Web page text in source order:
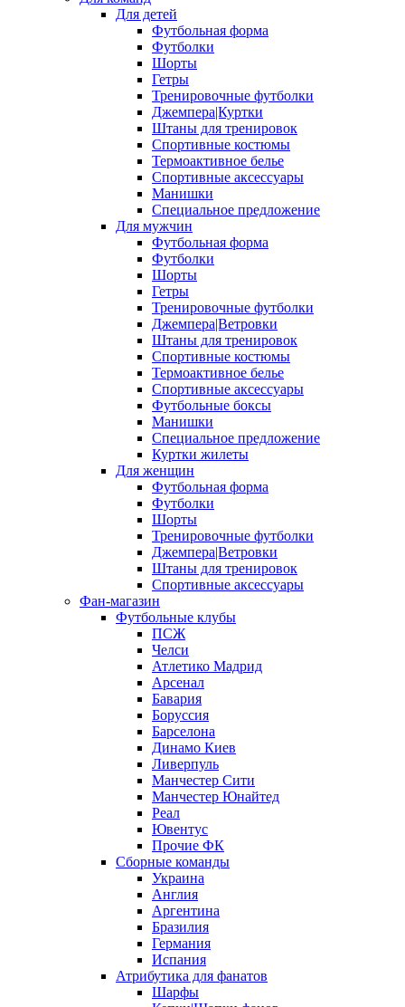
Для детей
Футбольная форма
Футболки
Шорты
Гетры
Тренировочные футболки
Джемпера|Куртки
Штаны для тренировок
Спортивные костюмы
Термоактивное белье
Спортивные аксессуары
Манишки
Специальное предложение
Для мужчин
Футбольная форма
Футболки
Шорты
Гетры
Тренировочные футболки
Джемпера|Ветровки
Штаны для тренировок
Спортивные костюмы
Термоактивное белье
Спортивные аксессуары
Футбольные боксы
Манишки
Специальное предложение
Куртки жилеты
Для женщин
Футбольная форма
Футболки
Шорты
Тренировочные футболки
Джемпера|Ветровки
Штаны для тренировок
Спортивные аксессуары
Фан-магазин
Футбольные клубы
ПСЖ
Челси
Атлетико Мадрид
Арсенал
Бавария
Боруссия
Барселона
Динамо Киев
Ливерпуль
Манчестер Сити
Манчестер Юнайтед
Реал
Ювентус
Прочие ФК
Сборные команды
Украина
Англия
Аргентина
Бразилия
Германия
Испания
Атрибутика для фанатов
Шарфы